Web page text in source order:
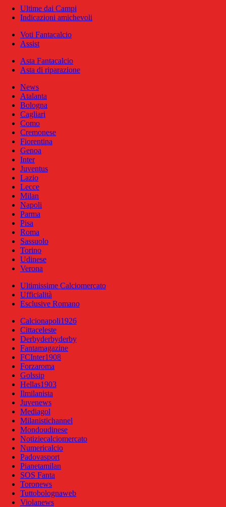
Ultime dai Campi
Indicazioni amichevoli
Voti Fantacalcio
Assist
Asta Fantacalcio
Asta di riparazione
News
Atalanta
Bologna
Cagliari
Como
Cremonese
Fiorentina
Genoa
Inter
Juventus
Lazio
Lecce
Milan
Napoli
Parma
Pisa
Roma
Sassuolo
Torino
Udinese
Verona
Ultimissime Calciomercato
Ufficialità
Esclusive Romano
Calcionapoli1926
Cittaceleste
Derbyderbyderby
Fantamagazine
FCInter1908
Forzaroma
Golssip
Hellas1903
Ilmilanista
Juvenews
Mediagol
Milanistichannel
Mondoudinese
Notiziecalciomercato
Numericalcio
Padovasport
Pianetamilan
SOS Fanta
Toronews
Tuttobolognaweb
Violanews